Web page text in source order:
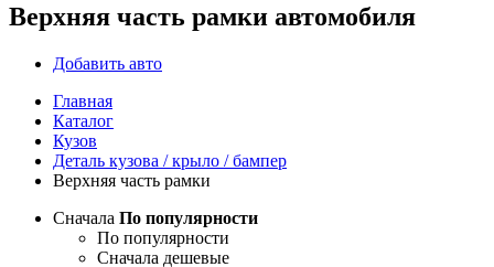
Верхняя часть рамки автомобиля
Добавить авто
Главная
Каталог
Кузов
Деталь кузова / крыло / бампер
Верхняя часть рамки
Сначала По популярности
По популярности
Сначала дешевые